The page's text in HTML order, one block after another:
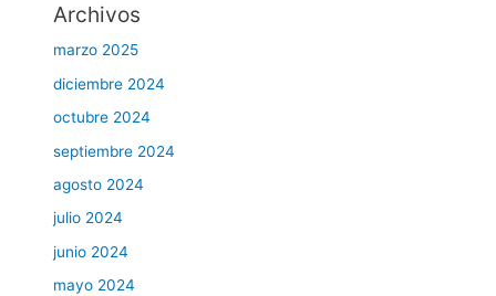
Archivos
marzo 2025
diciembre 2024
octubre 2024
septiembre 2024
agosto 2024
julio 2024
junio 2024
mayo 2024